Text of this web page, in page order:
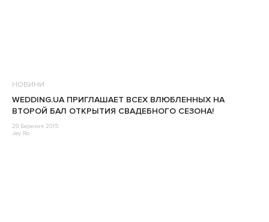
НОВИНИ
WEDDING.UA ПРИГЛАШАЕТ ВСЕХ ВЛЮБЛЕННЫХ НА
ВТОРОЙ БАЛ ОТКРЫТИЯ СВАДЕБНОГО СЕЗОНА!
29 Березня 2015
Jey Ro